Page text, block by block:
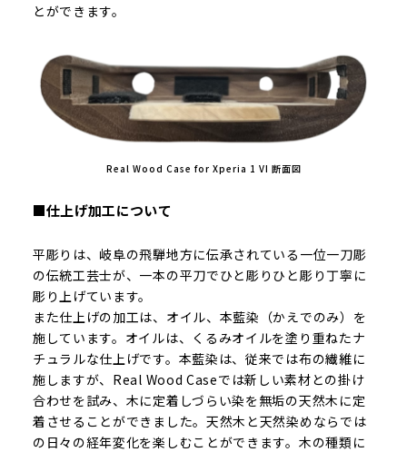
とができます。
Real Wood Case for Xperia 1 VI 断面図
■仕上げ加工について
平彫りは、岐阜の飛騨地方に伝承されている一位一刀彫
の伝統工芸士が、一本の平刀でひと彫りひと彫り丁寧に
彫り上げています。
また仕上げの加工は、オイル、本藍染（かえでのみ）を
施しています。オイルは、くるみオイルを塗り重ねたナ
チュラルな仕上げです。本藍染は、従来では布の繊維に
施しますが、Real Wood Caseでは新しい素材との掛け
合わせを試み、木に定着しづらい染を無垢の天然木に定
着させることができました。天然木と天然染めならでは
の日々の経年変化を楽しむことができます。木の種類に